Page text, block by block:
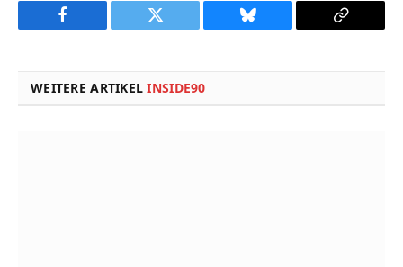
Facebook Twitter Bluesky
Copy
WEITERE ARTIKELINSIDE90